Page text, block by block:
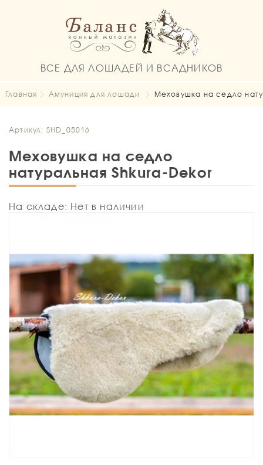
ВСЕ ДЛЯ ЛОШАДЕЙ И ВСАДНИКОВ
Главная Амуниция для лошади Меховушка на седло
Артикул: SHD_05016
Меховушка на седло
натуральная Shkura-Dekor
На складе: Нет в наличии